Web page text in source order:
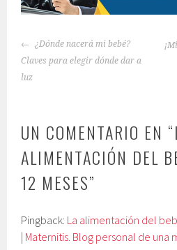
NAVEGACIÓN
DE
ENTRADAS
¿Dónde nacerá mi bebé?
Claves para elegir dónde dar a
luz
UN COMENTARIO EN “
ALIMENTACIÓN DEL
12 MESES”
Pingback: La alimentación del
| Maternitis. Blog personal de una